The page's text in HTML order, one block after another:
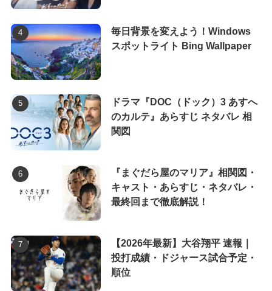
毎日背景を変えよう！Windows
スポットライト Bing Wallpaper
ドラマ『DOC（ドック）3 あすへ
のカルテ』あらすじ ネタバレ 相
関図
『まぐだら屋のマリア』相関図・
キャスト・あらすじ・ネタバレ・
最終回まで徹底解説！
【2026年最新】大谷翔平 速報｜
投打成績・ドジャース試合予定・
順位